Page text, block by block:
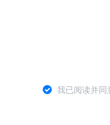
我已阅读并同